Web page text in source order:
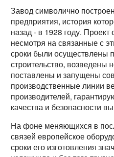
Завод символично
предприятия, история
назад - в 1928 году.
несмотря на связанные с
сроки были осуществлены
строительство, возведены
поставлены и запущены
производственные линии
производителей,
качества и безопасности
На фоне меняющихся в
связей европейское
сроки его изготовления